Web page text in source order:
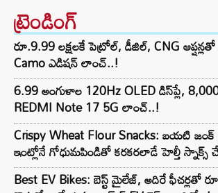
ట్రెండింగ్‌
రూ.9.99 లక్షలకే పెట్రోల్, డీజిల్, CNG
Camo ఎడిషన్ లాంచ్..!
6.99 అంగుళాల 120Hz OLED డిస్‌ప్లే,
REDMI Note 17 5G లాంచ్..!
Crispy Wheat Flour Snacks: బయటి జంక్
ఇంట్లోనే గోధుమపిండితో కరకరలాడే హెల్తీ
Best EV Bikes: బెస్ట్ మైలేజ్, అదిరే ఫీచర్లతో